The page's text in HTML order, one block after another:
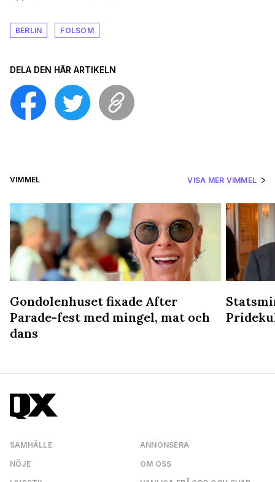
BERLIN FOLSOM
DELA DEN HÄR ARTIKELN
VIMMEL VISA MER VIMMEL
Gondolenhuset fixade After
Parade-fest med mingel, mat och
dans
SAMHÄLLE
NÖJE
ANNONSERA
OM OSS